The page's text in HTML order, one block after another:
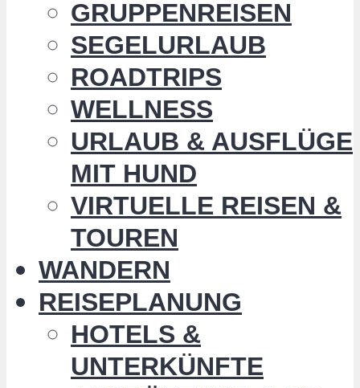
GRUPPENREISEN
SEGELURLAUB
ROADTRIPS
WELLNESS
URLAUB & AUSFLÜGE
MIT HUND
VIRTUELLE REISEN &
TOUREN
WANDERN
REISEPLANUNG
HOTELS &
UNTERKÜNFTE